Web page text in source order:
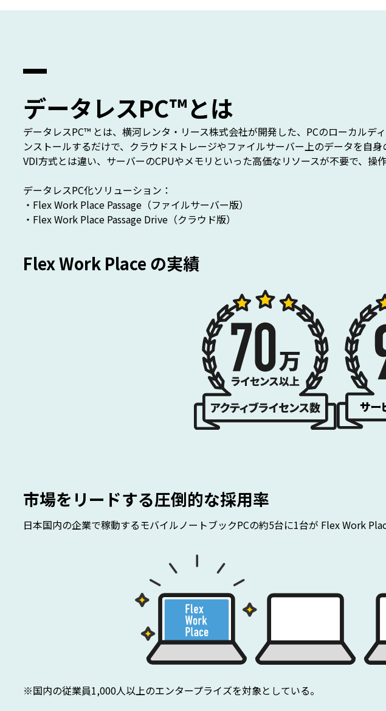
データレスPC™とは
データレスPC™ とは、横河レンタ・リース株式会社が開発した、PCのローカル
ンストールするだけで、クラウドストレージやファイルサーバー上のデータを自身
VDI方式とは違い、サーバーのCPUやメモリといった高価なリソースが不要で、
データレスPC化ソリューション：
・Flex Work Place Passage（ファイルサーバー版）
・Flex Work Place Passage Drive（クラウド版）
Flex Work Place の実績
市場をリードする圧倒的な採用率
日本国内の企業で稼動するモバイルノートブックPCの約5台に1台が Flex Work
※国内の従業員1,000人以上のエンタープライズを対象としている。